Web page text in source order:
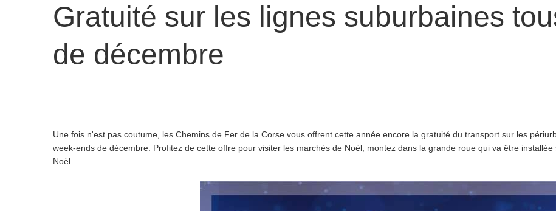
Gratuité sur les lignes suburbaines
de décembre
Une fois n'est pas coutume, les Chemins de Fer de la Corse vous offrent cette année encore la gratuité du transport sur les
week-ends de décembre. Profitez de cette offre pour visiter les marchés de Noël, montez dans la grande roue qui va être
Noël.